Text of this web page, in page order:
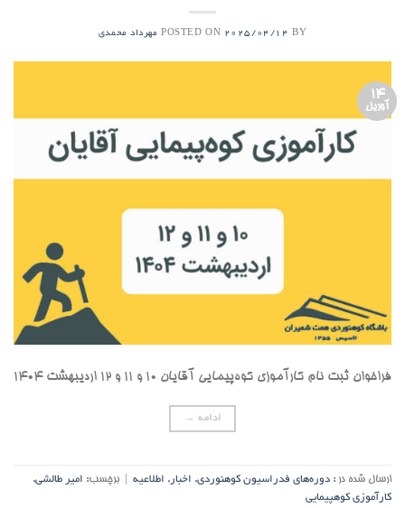
POSTED ON 2025/04/14 BY مهرداد محمدی
14
آوریل
فراخوان ثبت نام کارآموزی کوه‌پیمایی آقایان ۱۰ و ۱۱ و ۱۲ اردیبهشت ۱۴۰۴
ادامه →
ارسال شده در : دوره‌های فدراسیون کوهنوردی, اخبار , اطلاعیه برچسب: امیر طالشی,
کارآموزی کوهپیمایی